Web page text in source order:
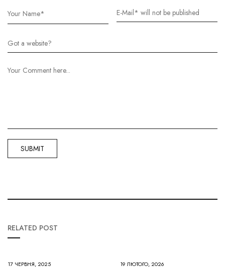
RELATED POST
17 ЧЕРВНЯ, 2025 19 ЛЮТОГО, 2026